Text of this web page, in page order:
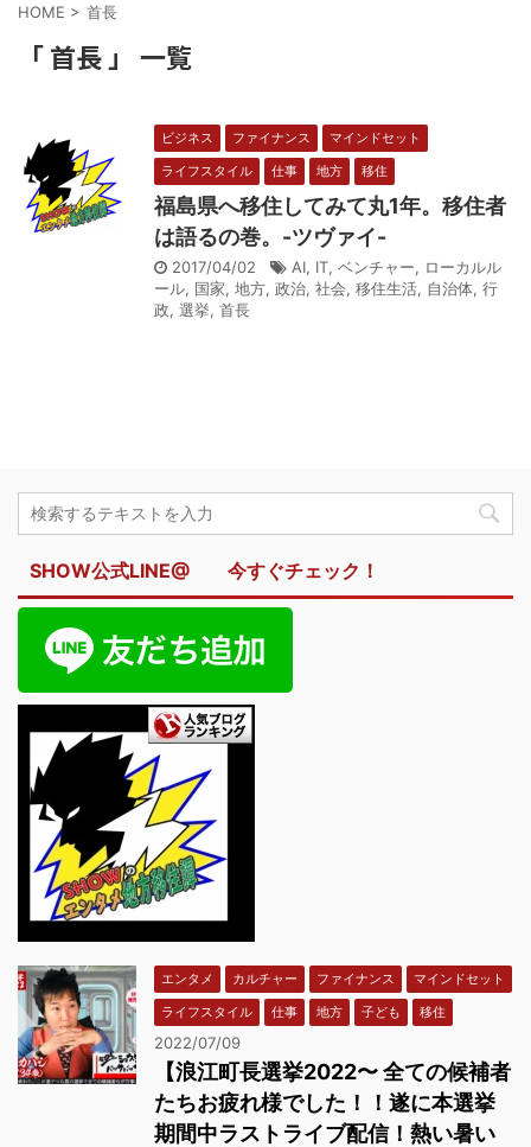
HOME > 首長
「 首長 」 一覧
ビジネス ファイナンス
マインドセット
ライフスタイル
仕事 地方 移住
福島県へ移住してみて丸1年。移住者
は語るの巻。-ツヴァイ-
2017/04/02 AI, IT, ベンチャー, ローカルル
ール, 国家, 地方, 政治, 社会, 移住生活, 自治体, 行
政, 選挙, 首長
SHOW公式LINE@ 今すぐチェック！
エンタメ カルチャー ファイナンス
マインドセット
ライフスタイル
仕事 地方 子ども 移住
2022/07/09
【浪江町長選挙2022〜 全ての候補者
たちお疲れ様でした！！遂に本選挙
期間中ラストライブ配信！熱い暑い